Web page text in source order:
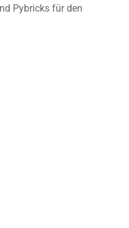
Pybricks für den